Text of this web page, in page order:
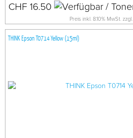
CHF 16.50
Preis inkl. 8.10% MwSt. zzgl.
THINK Epson T0714 Yellow (15ml)